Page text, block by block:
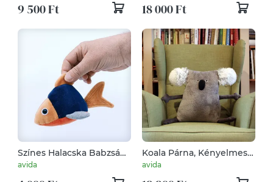
9 500 Ft
Szemétdomb Ura
18 000 Ft
Színes Halacska Babzsák,
azaz Babhal
avida
Koala Párna, Kényelmes
lakásdekoráció
avida